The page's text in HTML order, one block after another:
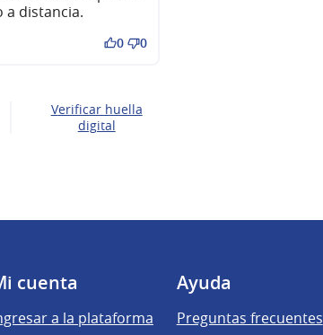
a distancia.
0 0
Verificar huella
digital
cuenta
a la plataforma
Ayuda
Preguntas frecuentes